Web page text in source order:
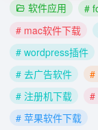
软件应用 #
# mac软件下载
# wordpress插件
# 去广告软件
#
# 注册机下载
#
# 苹果软件下载